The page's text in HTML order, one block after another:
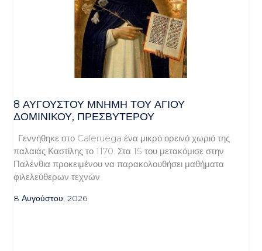
8 ΑΥΓΟΥΣΤΟΥ ΜΝΗΜΗ ΤΟΥ ΑΓΙΟΥ
ΔΟΜΙΝΙΚΟΥ, ΠΡΕΣΒΥΤΕΡΟΥ
Γεννήθηκε στο Caleruega ένα μικρό ορεινό χωριό της
παλαιάς Καστίλης το 1170. Στα 15 του μετακόμισε στην
Παλένθια προκειμένου να παρακολουθήσει μαθήματα
φιλελεύθερων τεχνών
8 Αυγούστου, 2026